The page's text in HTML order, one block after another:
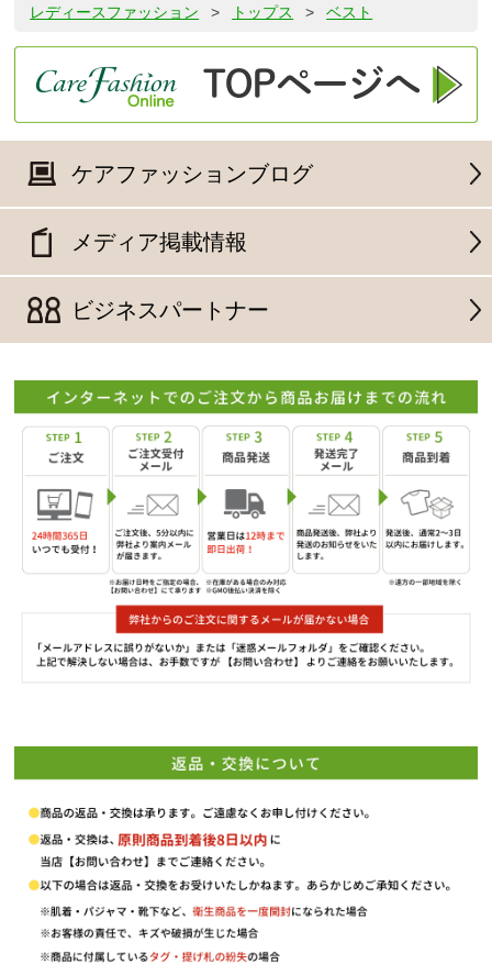
レディースファッション
> トップス > ベスト
ケアファッションブログ
メディア掲載情報
ビジネスパートナー